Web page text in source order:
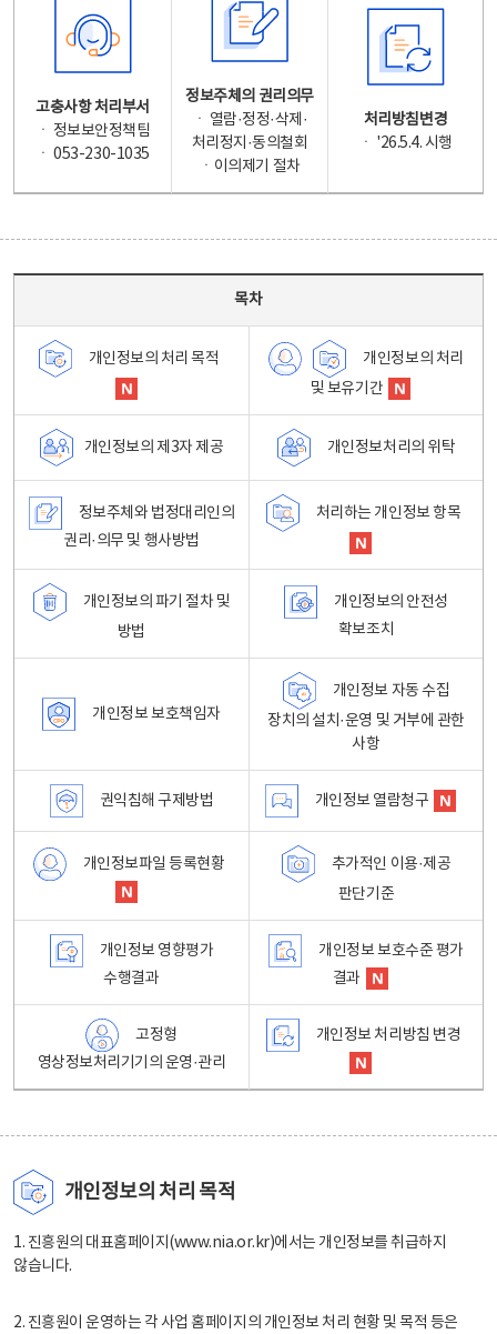
고충사항 처리부서
ㆍ 정보보안정책팀
ㆍ 053-230-1035
정보주체의 권리의무
ㆍ 열람·정정·삭제·
처리정지·동의철회
ㆍ이의제기 절차
처리방침변경
ㆍ '26.5.4. 시행
목차
개인정보의 처리 목적
개인정보의 처리
및 보유기간
개인정보의 제3자 제공 개인정보처리의 위탁
정보주체와 법정대리인의
권리·의무 및 행사방법
처리하는 개인정보 항목
개인정보의 파기 절차 및
방법
개인정보의 안전성
확보조치
개인정보 보호책임자
개인정보 자동 수집
장치의 설치·운영 및 거부에 관한
사항
권익침해 구제방법 개인정보 열람청구
개인정보파일 등록현황
추가적인 이용·제공
판단기준
개인정보 영향평가
수행결과
개인정보 보호수준 평가
결과
고정형
영상정보처리기기의 운영·관리
개인정보 처리방침 변경
개인정보의 처리 목적
1. 진흥원의 대표홈페이지(www.nia.or.kr)에서는 개인정보를 취급하지
않습니다.
2. 진흥원이 운영하는 각 사업 홈페이지의 개인정보 처리 현황 및 목적 등은